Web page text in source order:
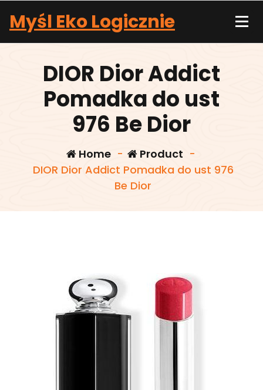
content
Myśl Eko Logicznie
DIOR Dior Addict
Pomadka do ust
976 Be Dior
Home- Product -
DIOR Dior Addict Pomadka do ust 976
Be Dior